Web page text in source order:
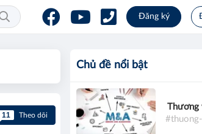
Đăng ký
11 Theo dõi
Chủ đề nổi bật
Thương